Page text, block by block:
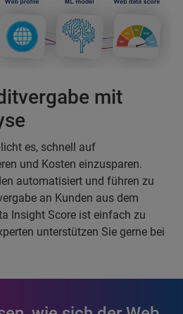
mit
es, schnell auf
und Kosten einzusparen.
automatisiert und führen zu
an Kunden aus dem
Insight Score ist einfach zu
unterstützen Sie gerne bei